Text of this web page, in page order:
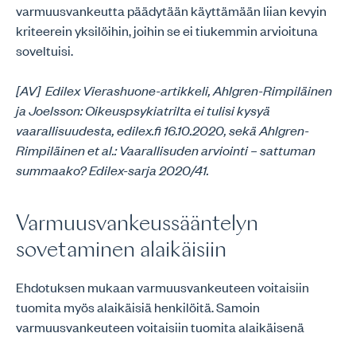
varmuusvankeutta päädytään käyttämään liian kevyin
kriteerein yksilöihin, joihin se ei tiukemmin arvioituna
soveltuisi.
[AV] Edilex Vierashuone-artikkeli, Ahlgren-Rimpiläinen
ja Joelsson: Oikeuspsykiatrilta ei tulisi kysyä
vaarallisuudesta, edilex.fi 16.10.2020, sekä Ahlgren-
Rimpiläinen et al.: Vaarallisuden arviointi – sattuman
summaako? Edilex-sarja 2020/41.
Varmuusvankeussääntelyn
sovetaminen alaikäisiin
Ehdotuksen mukaan varmuusvankeuteen voitaisiin
tuomita myös alaikäisiä henkilöitä. Samoin
varmuusvankeuteen voitaisiin tuomita alaikäisenä